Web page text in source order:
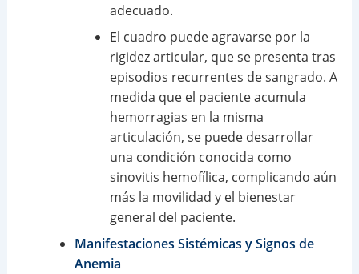
adecuado.
El cuadro puede agravarse por la
rigidez articular, que se presenta tras
episodios recurrentes de sangrado. A
medida que el paciente acumula
hemorragias en la misma
articulación, se puede desarrollar
una condición conocida como
sinovitis hemofílica, complicando aún
más la movilidad y el bienestar
general del paciente.
Manifestaciones Sistémicas y Signos de
Anemia